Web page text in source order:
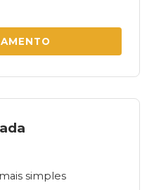
simples